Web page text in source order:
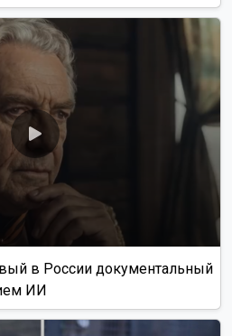
в России документальный
ИИ